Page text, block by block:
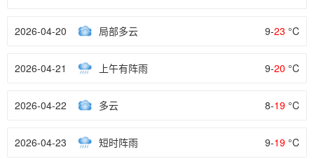
2026-04-20 局部多云 9-23 °C
2026-04-21 上午有阵雨 9-20 °C
2026-04-22 多云 8-19 °C
2026-04-23 短时阵雨 9-19 °C